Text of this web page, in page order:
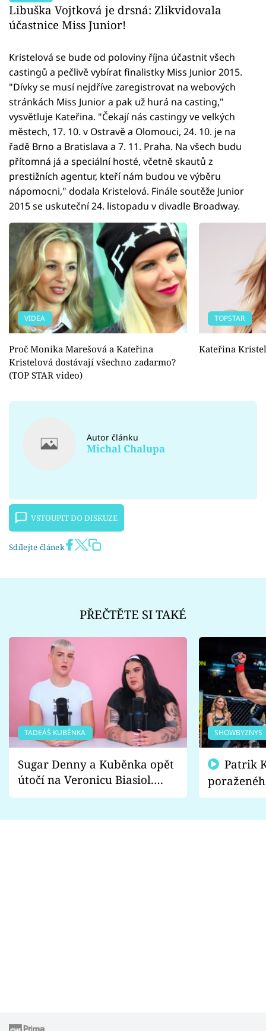
Libuška Vojtková je drsná: Zlikvidovala
účastnice Miss Junior!
Kristelová se bude od poloviny října účastnit všech
castingů a pečlivě vybírat finalistky Miss Junior 2015.
"Dívky se musí nejdříve zaregistrovat na webových
stránkách Miss Junior a pak už hurá na casting,"
vysvětluje Kateřina. "Čekají nás castingy ve velkých
městech, 17. 10. v Ostravě a Olomouci, 24. 10. je na
řadě Brno a Bratislava a 7. 11. Praha. Na všech budu
přítomná já a speciální hosté, včetně skautů z
prestižních agentur, kteří nám budou ve výběru
nápomocni," dodala Kristelová. Finále soutěže Junior
2015 se uskuteční 24. listopadu v divadle Broadway.
VIDEA
Proč Monika Marešová a Kateřina
Kristelová dostávají všechno zadarmo?
(TOP STAR video)
TOPSTAR
Kateřina
Autor článku
Michal Chalupa
VSTOUPIT DO DISKUZE
Sdílejte článek
PŘEČTĚTE SI TAKÉ
TADEÁŠ KUBĚNKA
Sugar Denny a Kuběnka opět
útočí na Veronicu Biasiol.
Proč je podle nich falešná a
SHOWBYZNYS
fanoušci